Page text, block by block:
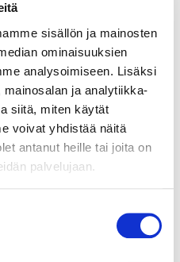
sisällön ja mainosten
ominaisuuksien
analysoimiseen. Lisäksi
ja analytiikka-
siitä, miten käytät
voivat yhdistää näitä
antanut heille tai joita on
palvelujaan.
(Organic Fraction of
Solid Waste) or
(Urban Wastewater
with the aim of
safe and
bio-based
Each PDA will
detailed
assistance
participating lighthouse